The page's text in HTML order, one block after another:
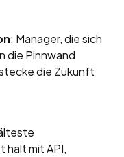
: Manager, die sich
die Pinnwand
die Zukunft
halt mit API,